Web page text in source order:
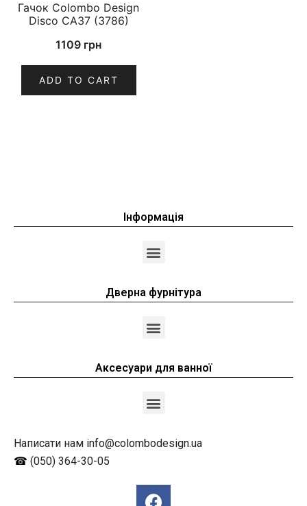
Гачок Colombo Design
Disco CA37 (3786)
1109 грн
ADD TO CART
Інформація
Дверна фурнітура
Аксесуари для ванної
Написати нам info@colombodesign.ua
☎ (050) 364-30-05